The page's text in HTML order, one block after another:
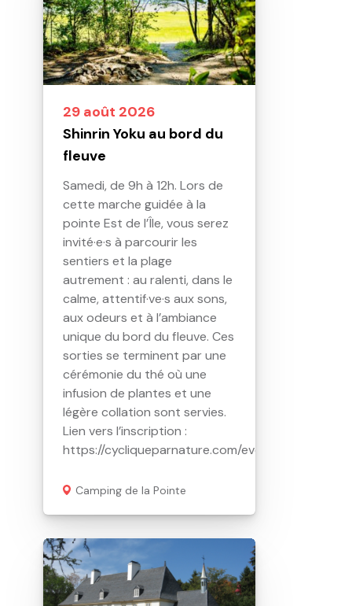
29 août 2026
Shinrin Yoku au bord du
fleuve
Samedi, de 9h à 12h. Lors de
cette marche guidée à la
pointe Est de l’Île, vous serez
invité·e·s à parcourir les
sentiers et la plage
autrement : au ralenti, dans le
calme, attentif·ve·s aux sons,
aux odeurs et à l’ambiance
unique du bord du fleuve. Ces
sorties se terminent par une
cérémonie du thé où une
infusion de plantes et une
légère collation sont servies.
Lien vers l’inscription :
https://cycliqueparnature.com/evenements/
Camping de la Pointe